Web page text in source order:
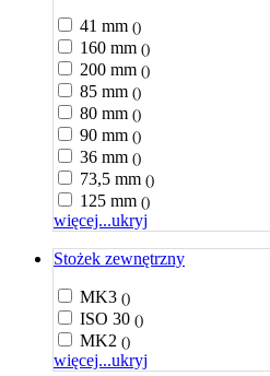
41 mm ()
160 mm ()
200 mm ()
85 mm ()
80 mm ()
90 mm ()
36 mm ()
73,5 mm ()
125 mm ()
więcej...ukryj
Stożek zewnętrzny
MK3 ()
ISO 30 ()
MK2 ()
więcej...ukryj